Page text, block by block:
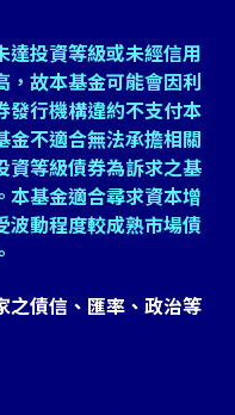
達投資等級或未經信用
，故本基金可能會因利
發行機構違約不支付本
金不適合無法承擔相關
資等級債券為訴求之基
本基金適合尋求資本增
波動程度較成熟市場債
之債信、匯率、政治等